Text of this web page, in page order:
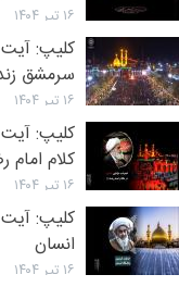
۱۶ تیر ۱۴۰۴
کلیپ:
سرمشق
۱۶ تیر ۱۴۰۴
کلیپ: آیت
کلام
۱۶ تیر ۱۴۰۴
کلیپ: آیت
انسان
۱۶ تیر ۱۴۰۴